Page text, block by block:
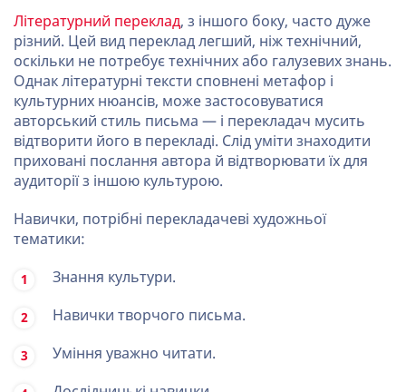
Літературний переклад, з іншого боку, часто дуже
різний. Цей вид переклад легший, ніж технічний,
оскільки не потребує технічних або галузевих знань.
Однак літературні тексти сповнені метафор і
культурних нюансів, може застосовуватися
авторський стиль письма — і перекладач мусить
відтворити його в перекладі. Слід уміти знаходити
приховані послання автора й відтворювати їх для
аудиторії з іншою культурою.
Навички, потрібні перекладачеві художньої
тематики:
Знання культури.
Навички творчого письма.
Уміння уважно читати.